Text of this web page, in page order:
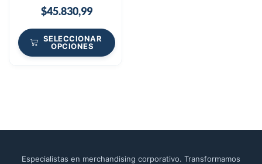
$45.830,99
SELECCIONAR
OPCIONES
Especialistas en merchandising corporativo. Transformamos